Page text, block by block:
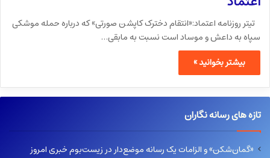
تیتر روزنامه اعتماد:«انتقام دخترک کاپشن صورتی» که درباره حمله موشکی
سپاه به داعش و موساد است نسبت به مابقی…
بیشتر بخوانید »
تازه های رسانه نگاران
«گمان‌شکن» و الزامات یک رسانه موضع‌دار در زیست‌بوم خبری امروز